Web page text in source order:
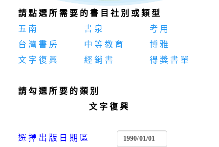
請點選所需要的書目社別或類型
五南
書泉
考用
台灣書房
中等教育
博雅
文字復興
經銷書 得獎書單
請勾選所要的類別
文字復興
選擇出版日期區